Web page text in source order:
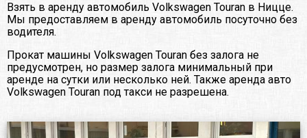
Взять в аренду автомобиль Volkswagen Touran в Ницце.
Мы предоставляем в аренду автомобиль посуточно без
водителя.
Прокат машины Volkswagen Touran без залога не
предусмотрен, но размер залога минимальный при
аренде на сутки или несколько ней. Также аренда авто
Volkswagen Touran под такси не разрешена.